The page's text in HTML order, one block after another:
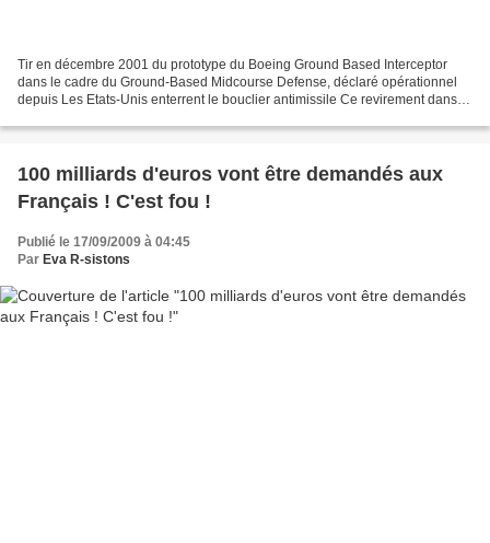
Tir en décembre 2001 du prototype du Boeing Ground Based Interceptor
dans le cadre du Ground-Based Midcourse Defense, déclaré opérationnel
depuis Les Etats-Unis enterrent le bouclier antimissile Ce revirement dans
100 milliards d'euros vont être demandés aux
Français ! C'est fou !
Publié le 17/09/2009 à 04:45
Par Eva R-sistons